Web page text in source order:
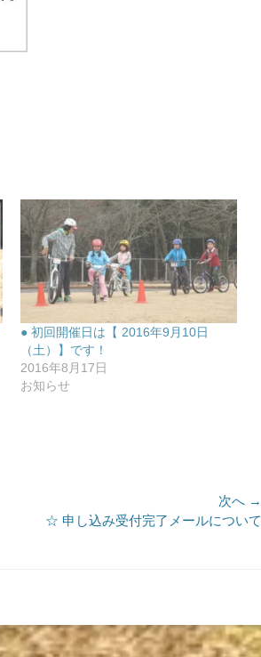
● 初回開催日は【 2016年9月10日
（土）】です！
2016年8月17日
お知らせ
次へ →
☆ 申し込み受付完了メールについて